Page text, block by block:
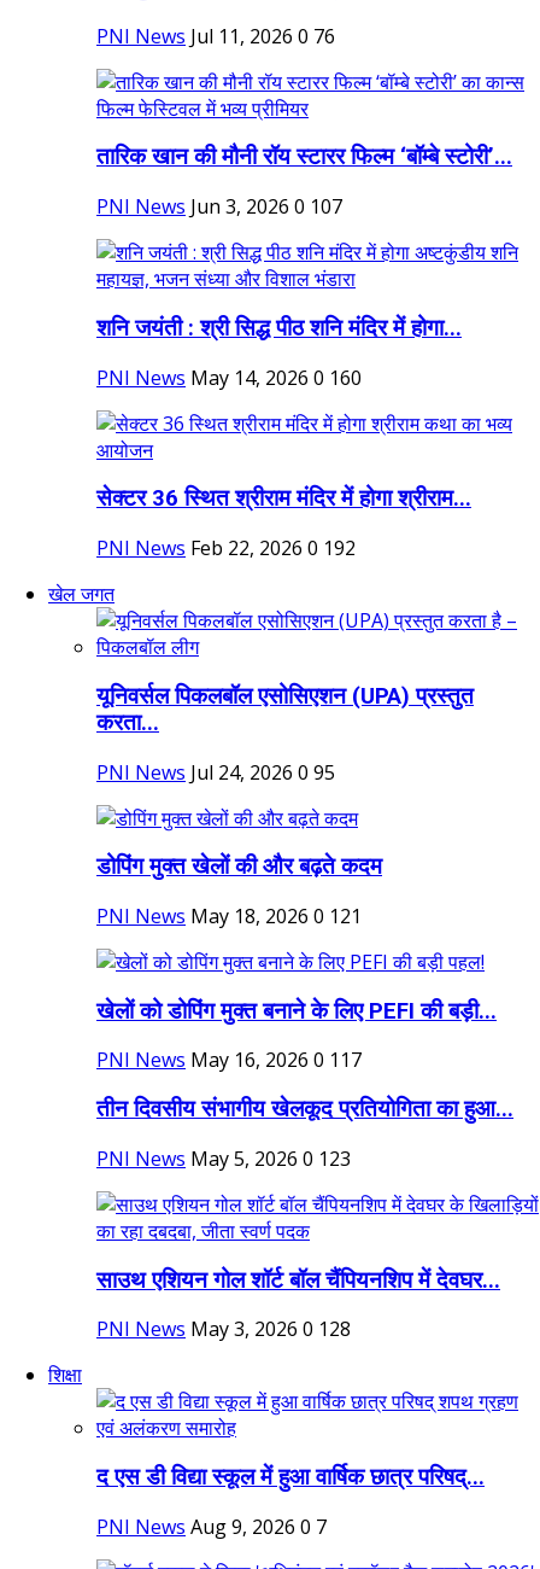
PNI News Jul 11, 2026 0 76
तारिक खान की मौनी रॉय स्टारर फिल्म ‘बॉम्बे स्टोरी’...
PNI News Jun 3, 2026 0 107
शनि जयंती : श्री सिद्ध पीठ शनि मंदिर में होगा...
PNI News May 14, 2026 0 160
सेक्टर 36 स्थित श्रीराम मंदिर में होगा श्रीराम...
PNI News Feb 22, 2026 0 192
खेल जगत
यूनिवर्सल पिकलबॉल एसोसिएशन (UPA) प्रस्तुत
करता...
PNI News Jul 24, 2026 0 95
डोपिंग मुक्त खेलों की और बढ़ते कदम
PNI News May 18, 2026 0 121
खेलों को डोपिंग मुक्त बनाने के लिए PEFI की बड़ी...
PNI News May 16, 2026 0 117
तीन दिवसीय संभागीय खेलकूद प्रतियोगिता का हुआ...
PNI News May 5, 2026 0 123
साउथ एशियन गोल शॉर्ट बॉल चैंपियनशिप में देवघर...
PNI News May 3, 2026 0 128
शिक्षा
द एस डी विद्या स्कूल में हुआ वार्षिक छात्र परिषद्...
PNI News Aug 9, 2026 0 7